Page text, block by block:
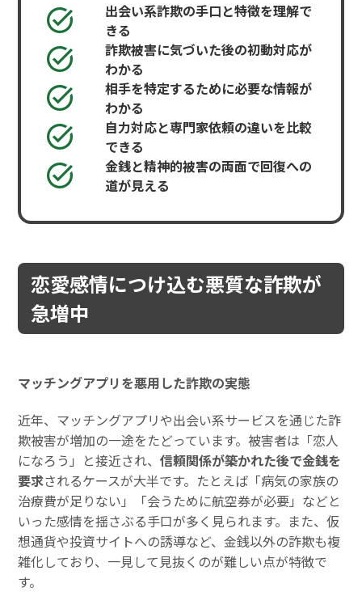
出会い系詐欺の手口と特徴を理解で
きる
詐欺被害に気づいた後の初動対応が
わかる
相手を特定するために必要な情報が
わかる
自力対応と専門家依頼の違いを比較
できる
金銭と精神的被害の両面で回復への
道が見える
恋愛感情につけ込む悪質な詐欺が
急増中
マッチングアプリを悪用した詐欺の実態
近年、マッチングアプリや出会い系サービスを通じた詐
欺被害が増加の一途をたどっています。被害者は「恋人
になろう」と接近され、信頼関係が築かれた後で金銭を
要求されるケースが大半です。たとえば「病気の家族の
治療費が足りない」「会うために航空券が必要」などと
いった感情を揺さぶる手口が多く見られます。また、仮
想通貨や投資サイトへの誘導など、金銭以外の詐欺も複
雑化しており、一見して見抜くのが難しい点が特徴で
す。